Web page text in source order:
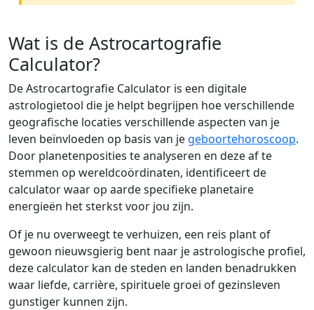
Wat is de Astrocartografie
Calculator?
De Astrocartografie Calculator is een digitale
astrologietool die je helpt begrijpen hoe verschillende
geografische locaties verschillende aspecten van je
leven beïnvloeden op basis van je geboortehoroscoop.
Door planetenposities te analyseren en deze af te
stemmen op wereldcoördinaten, identificeert de
calculator waar op aarde specifieke planetaire
energieën het sterkst voor jou zijn.
Of je nu overweegt te verhuizen, een reis plant of
gewoon nieuwsgierig bent naar je astrologische profiel,
deze calculator kan de steden en landen benadrukken
waar liefde, carrière, spirituele groei of gezinsleven
gunstiger kunnen zijn.